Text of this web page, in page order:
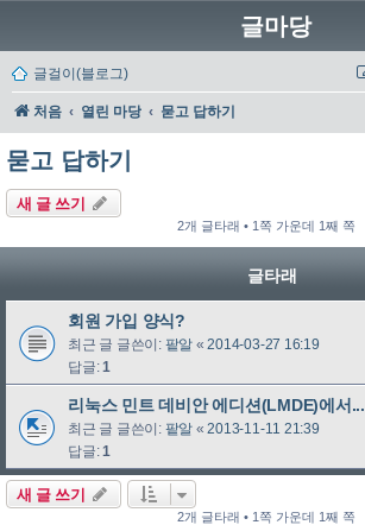
글마당
글걸이(블로그)
처음 열린 마당 묻고 답하기
묻고 답하기
새 글 쓰기
2개 글타래 • 1쪽 가운데 1째 쪽
글타래
회원 가입 양식?
최근 글 글쓴이: 팥알 «2014-03-27 16:19
답글:1
리눅스 민트 데비안 에디션(LMDE)에서...
최근 글 글쓴이: 팥알 «2013-11-11 21:39
답글:1
새 글 쓰기
2개 글타래 • 1쪽 가운데 1째 쪽